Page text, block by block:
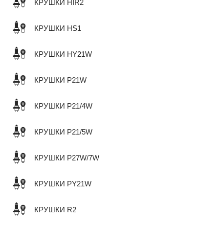
КРУШКИ HIR2
КРУШКИ HS1
КРУШКИ HY21W
КРУШКИ P21W
КРУШКИ P21/4W
КРУШКИ P21/5W
КРУШКИ P27W/7W
КРУШКИ PY21W
КРУШКИ R2